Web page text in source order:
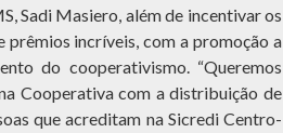
Sadi Masiero, além de incentivar os
incríveis, com a promoção a
do cooperativismo. “Queremos
Cooperativa com a distribuição de
que acreditam na Sicredi Centro-